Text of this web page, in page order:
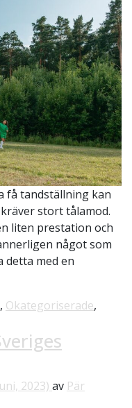
få tandställning kan
stort tålamod.
liten prestation och
något som
med en
, Okategoriserade,
2023) av Pär